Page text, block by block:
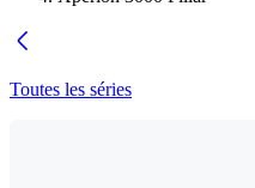
Toutes les séries